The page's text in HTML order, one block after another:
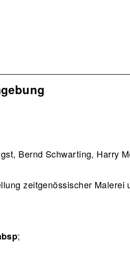
Bernd Schwarting, Harry
zeitgenössischer Malerei
;